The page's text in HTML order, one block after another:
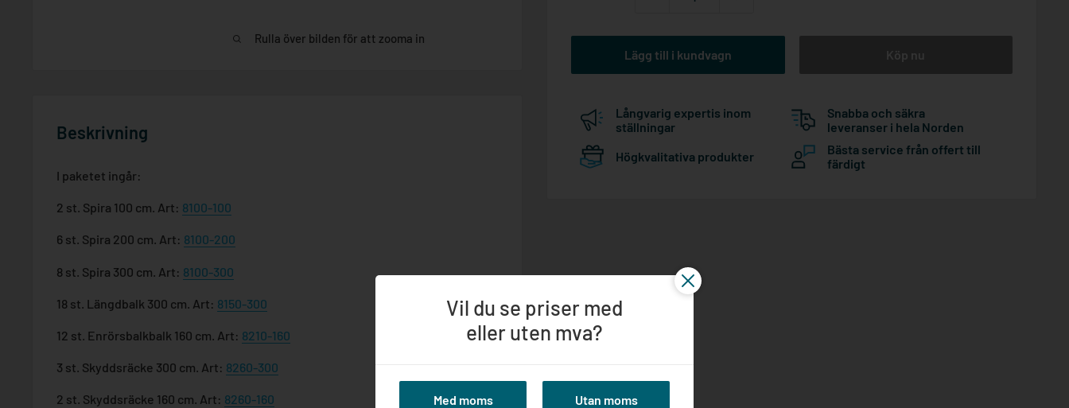
Rulla över bilden för att zooma in
Lägg till i kundvagn Köp nu
Långvarig expertis inom
ställningar
Snabba och säkra
leveranser i hela Norden
Högkvalitativa produkter
Bästa service från offert till
färdigt
Beskrivning
I paketet ingår:
2 st. Spira 100 cm. Art: 8100-100
6 st. Spira 200 cm. Art: 8100-200
8 st. Spira 300 cm. Art: 8100-300
18 st. Längdbalk 300 cm. Art: 8150-300
12 st. Enrörsbalkbalk 160 cm. Art: 8210-160
3 st. Skyddsräcke 300 cm. Art: 8260-300
2 st. Skyddsräcke 160 cm. Art: 8260-160
Vil du se priser med
eller uten mva?
Med moms Utan moms